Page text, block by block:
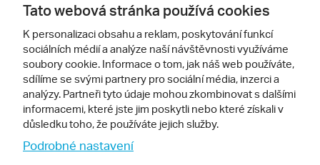
Zájazdy.sk
Mobilní verze webu
Sledujte nás
Tato webová stránka používá cookies
K personalizaci obsahu a reklam, poskytování funkcí
sociálních médií a analýze naší návštěvnosti využíváme
soubory cookie. Informace o tom, jak náš web používáte,
sdílíme se svými partnery pro sociální média, inzerci a
analýzy. Partneři tyto údaje mohou zkombinovat s dalšími
informacemi, které jste jim poskytli nebo které získali v
důsledku toho, že používáte jejich služby.
Podrobné nastavení